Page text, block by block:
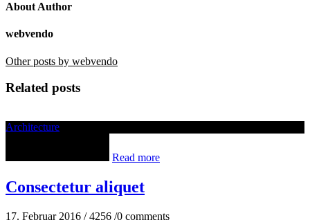
About Author
webvendo
Other posts by webvendo
Related posts
Architecture
Read more
Consectetur aliquet
17. Februar 2016 / 4256 /0 comments